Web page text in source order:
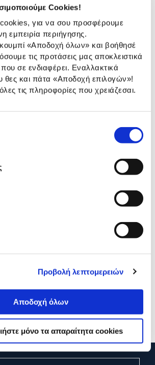
Cookies!
για να σου προσφέρουμε
εμπειρία περιήγησης.
«Αποδοχή όλων» και βοήθησέ
τις προτάσεις μας αποκλειστικά
σε ενδιαφέρει. Εναλλακτικά
θες και πάτα «Αποδοχή επιλογών»!
τις πληροφορίες που χρειάζεσαι.
Προβολή λεπτομερειών
Αποδοχή όλων
μόνο τα απαραίτητα cookies
Laptop 15.6"
11 Home)
Asus Vivobook
OLED (Ryzen 7 170/16 GB/
TB/Radeon
Προσθήκη